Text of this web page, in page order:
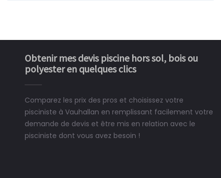
Obtenir mes devis piscine hors sol, bois ou
polyester en quelques clics
Comparez les prix des pros et choisissez votre
pisciniste à Vauhallan en remplissant facilement votre
demande de devis et être mis en relation avec le
pisciniste dont vous avez besoin !